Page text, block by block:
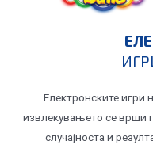
Електронските игри
извлекувањето се врши
случајноста и